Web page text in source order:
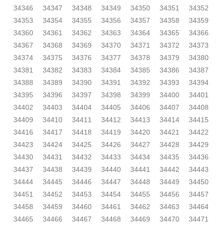
34346
34347 34348 34349 34350 34351
34352
34353
34354 34355 34356 34357 34358
34359
34360
34361 34362 34363 34364 34365
34366
34367
34368 34369 34370 34371 34372
34373
34374
34375 34376 34377 34378 34379
34380
34381
34382 34383 34384 34385 34386
34387
34388
34389 34390 34391 34392 34393
34394
34395
34396 34397 34398 34399 34400
34401
34402
34403 34404 34405 34406 34407
34408
34409
34410 34411 34412 34413 34414
34415
34416
34417 34418 34419 34420 34421
34422
34423
34424 34425 34426 34427 34428
34429
34430
34431 34432 34433 34434 34435
34436
34437
34438 34439 34440 34441 34442
34443
34444
34445 34446 34447 34448 34449
34450
34451
34452 34453 34454 34455 34456
34457
34458
34459 34460 34461 34462 34463
34464
34465
34466 34467 34468 34469 34470
34471